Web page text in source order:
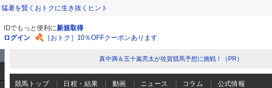
暑を賢くおトクに生き抜くヒント
IDでもっと便利に新規取得
ログイン
［おトク］10％OFFクーポンあります
真中満＆五十嵐亮太が佐賀競馬予想に挑戦！（PR）
競馬トップ 日程・結果 動画 ニュース コラム 公式情報